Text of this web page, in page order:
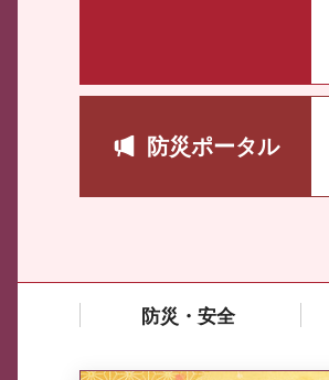
防災ポータル
防災・安全